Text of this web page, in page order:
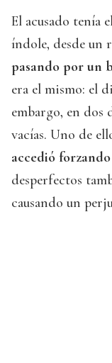
El acusado tenía
índole, desde un
pasando por un
era el mismo: el
embargo, en dos
vacías. Uno de
accedió
desperfectos
causando un